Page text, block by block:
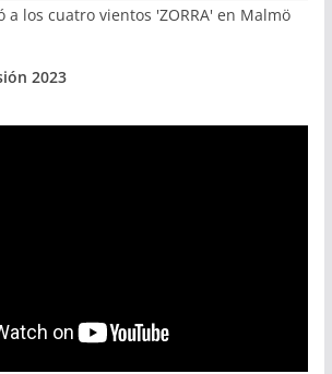
a los cuatro vientos 'ZORRA' en Malmö
2023